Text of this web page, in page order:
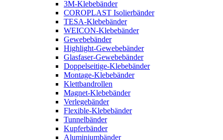
3M-Klebebänder
COROPLAST Isolierbänder
TESA-Klebebänder
WEICON-Klebebänder
Gewebebänder
Highlight-Gewebebänder
Glasfaser-Gewebebänder
Doppelseitige-Klebebänder
Montage-Klebebänder
Klettbandrollen
Magnet-Klebebänder
Verlegebänder
Flexible-Klebebänder
Tunnelbänder
Kupferbänder
Aluminiumbänder